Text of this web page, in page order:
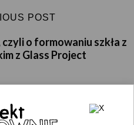
POST
czyli o formowaniu szkła z
z Glass Project